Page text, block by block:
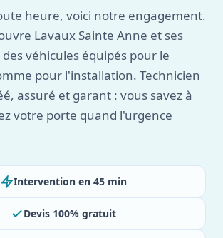
heure, voici notre engagement.
Lavaux Sainte Anne et ses
véhicules équipés pour le
pour l'installation. Technicien
assuré et garant : vous savez à
votre porte quand l'urgence
Intervention en 45 min
Devis 100% gratuit